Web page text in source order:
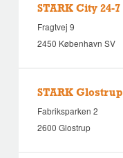
STARK City 24-7
Fragtvej 9
2450 København SV
STARK Glostrup
Fabriksparken 2
2600 Glostrup